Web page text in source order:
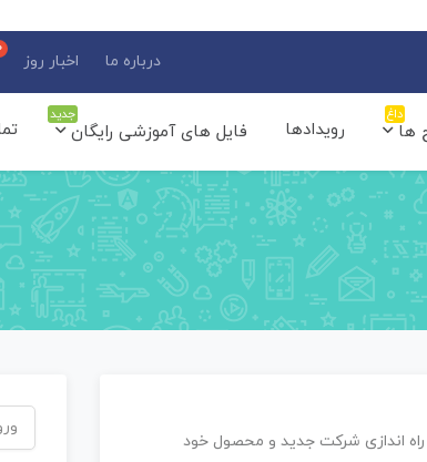
درباره ما اخبار روز
ها
داغ
رویدادها فایل های آموزشی رایگان
جدید
راه اندازی شرکت جدید و محصول خود
برای: